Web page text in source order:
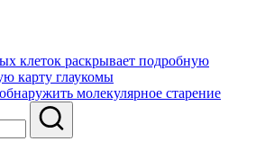
клеток раскрывает подробную
карту глаукомы